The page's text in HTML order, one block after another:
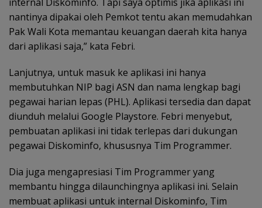
nantinya dipakai oleh Pemkot tentu akan memudahkan
Pak Wali Kota memantau keuangan daerah kita hanya
dari aplikasi saja,” kata Febri.
Lanjutnya, untuk masuk ke aplikasi ini hanya
membutuhkan NIP bagi ASN dan nama lengkap bagi
pegawai harian lepas (PHL). Aplikasi tersedia dan dapat
diunduh melalui Google Playstore. Febri menyebut,
pembuatan aplikasi ini tidak terlepas dari dukungan
pegawai Diskominfo, khususnya Tim Programmer.
Dia juga mengapresiasi Tim Programmer yang
membantu hingga dilaunchingnya aplikasi ini. Selain
membuat aplikasi untuk internal Diskominfo, Tim